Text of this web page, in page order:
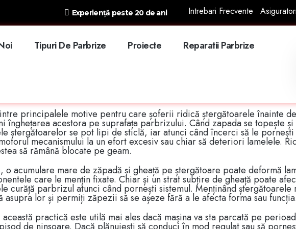
Experiență peste 20 de ani Intrebari Frecvente Asiguratori
Tipuri De Parbrize Proiecte
Reparatii Parbrize
să vă ridicați ștergătoarele de
ninsoării, mulți șoferi se întreabă dacă este util sau recomandat să
își lasă mașina parcată. Această practică nu este doar un obicei;
principalele motive pentru care șoferii ridică ștergătoarele înainte
înghețarea acestora pe suprafața parbrizului. Când zapada se topește
ștergătoarelor se pot lipi de sticlă, iar atunci când încerci să le
mecanismului la un efort excesiv sau chiar să deteriori lamelele.
să rămână blocate pe geam.
o acumulare mare de zăpadă și gheață pe ștergătoare poate deformă
care le mențin fixate. Chiar și un strat subțire de gheață poate
curăță parbrizul atunci când pornești sistemul. Menținând
asupra lor și permiți zăpezii să se așeze fără a le afecta forma sau funcția.
această practică este utilă mai ales dacă mașina va sta parcată pe